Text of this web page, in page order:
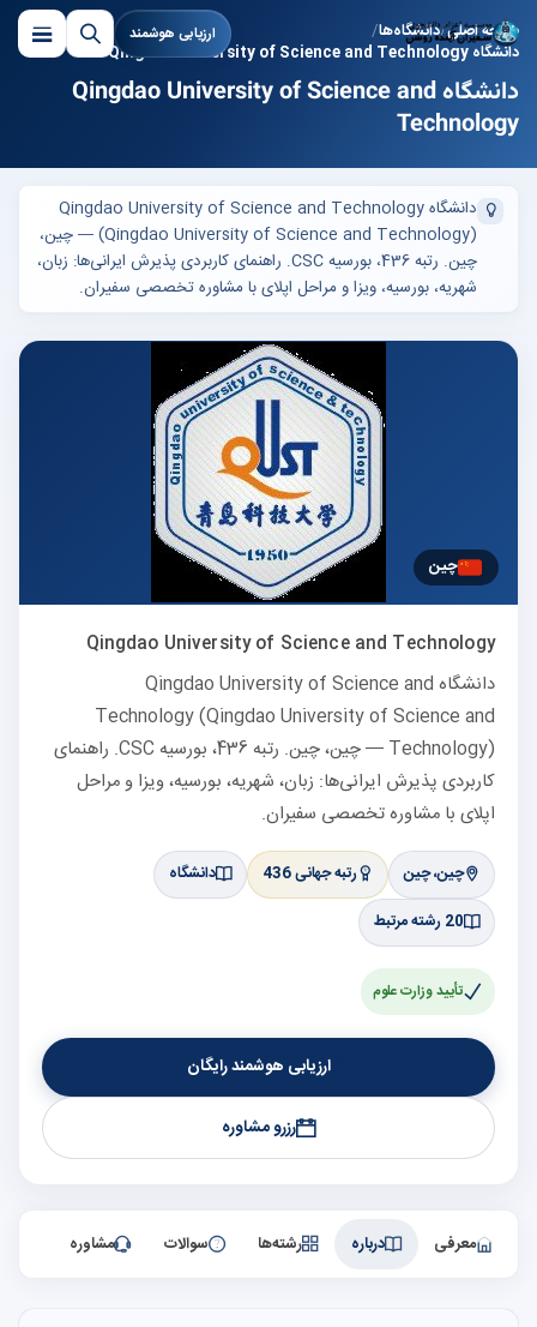
ارزیابی هوشمند صفحه اصلی دانشگاه‌ها
دانشگاه Qingdao University of Science and Technology
دانشگاه Qingdao University of Science and
Technology
دانشگاه Qingdao University of Science and Technology
(Qingdao University of Science and Technology) — چین،
چین. رتبه 436، بورسیه CSC. راهنمای کاربردی پذیرش ایرانی‌ها: زبان،
شهریه، بورسیه، ویزا و مراحل اپلای با مشاوره تخصصی سفیران.
Qingdao University of Science and Technology
دانشگاه Qingdao University of Science and
Technology (Qingdao University of Science and
Technology) — چین، چین. رتبه 436، بورسیه CSC. راهنمای
کاربردی پذیرش ایرانی‌ها: زبان، شهریه، بورسیه، ویزا و مراحل
اپلای با مشاوره تخصصی سفیران.
چین، چین رتبه جهانی 436
دانشگاه
20 رشته مرتبط
تأیید وزارت علوم
ارزیابی هوشمند رایگان
رزرو مشاوره
چین
معرفی درباره رشته‌ها سوالات مشاوره